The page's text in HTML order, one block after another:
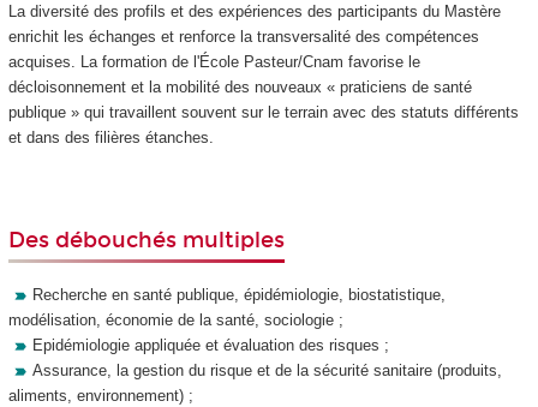
La diversité des profils et des expériences des participants du Mastère
enrichit les échanges et renforce la transversalité des compétences
acquises. La formation de l'École Pasteur/Cnam favorise le
décloisonnement et la mobilité des nouveaux « praticiens de santé
publique » qui travaillent souvent sur le terrain avec des statuts différents
et dans des filières étanches.
Des débouchés multiples
Recherche en santé publique, épidémiologie, biostatistique,
modélisation, économie de la santé, sociologie ;
Epidémiologie appliquée et évaluation des risques ;
Assurance, la gestion du risque et de la sécurité sanitaire (produits,
aliments, environnement) ;